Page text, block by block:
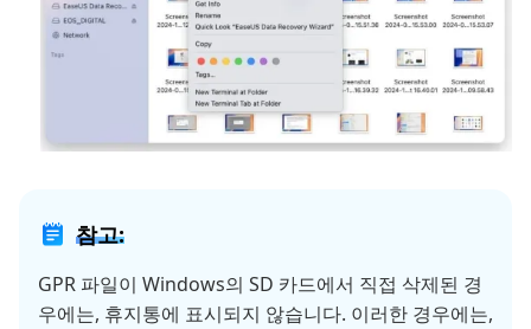
참고:
GPR 파일이 Windows의 SD 카드에서 직접 삭제된 경
우에는, 휴지통에 표시되지 않습니다. 이러한 경우에는,